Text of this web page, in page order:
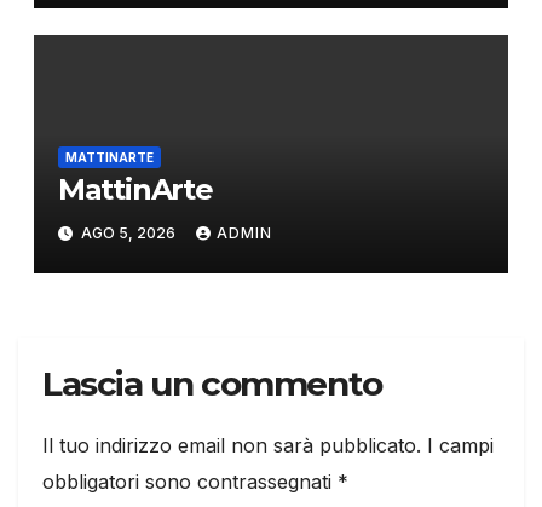
MATTINARTE
MattinArte
AGO 5, 2026 ADMIN
Lascia un commento
Il tuo indirizzo email non sarà pubblicato. I campi
obbligatori sono contrassegnati *